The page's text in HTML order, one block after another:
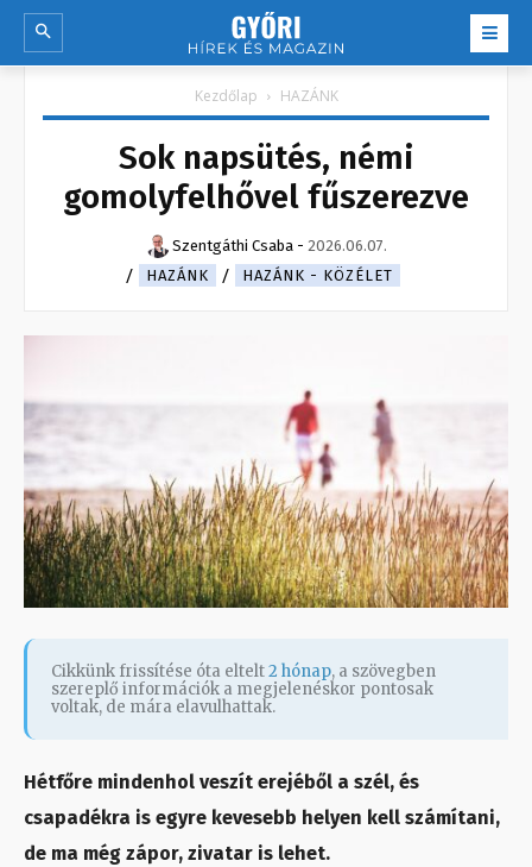
Kezdőlap HAZÁNK
Sok napsütés, némi
gomolyfelhővel fűszerezve
Szentgáthi Csaba - 2026.06.07.
HAZÁNK
HAZÁNK - KÖZÉLET
Cikkünk frissítése óta eltelt2 hónap, a szövegben
szereplő információk a megjelenéskor pontosak
voltak, de mára elavulhattak.
Hétfőre mindenhol veszít erejéből a szél, és
csapadékra is egyre kevesebb helyen kell számítani,
de ma még zápor, zivatar is lehet.